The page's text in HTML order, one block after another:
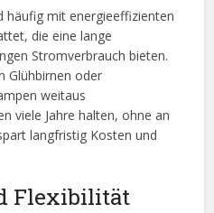
häufig mit energieeffizienten
die eine lange
Stromverbrauch bieten.
Glühbirnen oder
weitaus
viele Jahre halten, ohne an
langfristig Kosten und
Flexibilität